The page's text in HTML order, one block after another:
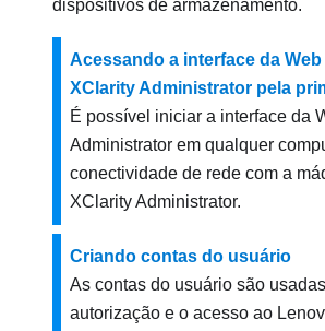
dispositivos de armazenamento.
Acessando a interface da
XClarity Administrator pela
É possível iniciar a interface da
Administrator em qualquer
conectividade de rede com a
XClarity Administrator.
Criando contas do usuário
As contas do usuário são
autorização e o acesso ao